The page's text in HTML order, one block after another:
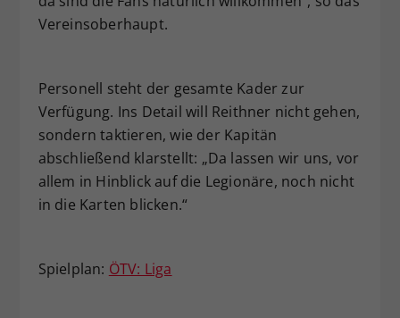
Vereinsoberhaupt.
Personell steht der gesamte Kader zur
Verfügung. Ins Detail will Reithner nicht gehen,
sondern taktieren, wie der Kapitän
abschließend klarstellt: „Da lassen wir uns, vor
allem in Hinblick auf die Legionäre, noch nicht
in die Karten blicken.“
Spielplan: ÖTV: Liga